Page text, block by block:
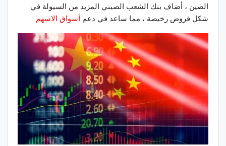
الصين ، أضاف بنك الشعب الصيني المزيد من السيولة في
شكل قروض رخيصة ، مما ساعد في دعم أسواق الاسهم .